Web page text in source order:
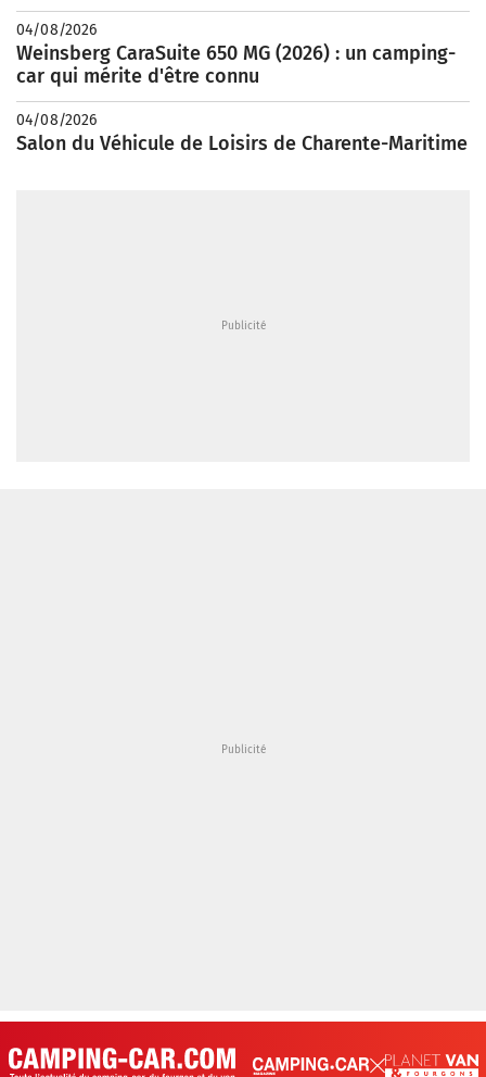
04/08/2026
Weinsberg CaraSuite 650 MG (2026) : un camping-
car qui mérite d'être connu
04/08/2026
Salon du Véhicule de Loisirs de Charente-Maritime